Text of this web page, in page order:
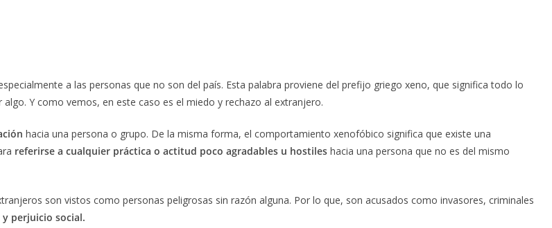
a las personas que no son del país. Esta palabra proviene del prefijo griego xeno, que significa todo lo
Y como vemos, en este caso es el miedo y rechazo al extranjero.
hacia una persona o grupo. De la misma forma, el comportamiento xenofóbico significa que existe una
referirse a cualquier práctica o actitud poco agradables u hostiles hacia una persona que no es del mismo
son vistos como personas peligrosas sin razón alguna. Por lo que, son acusados como invasores, criminales
perjuicio social.